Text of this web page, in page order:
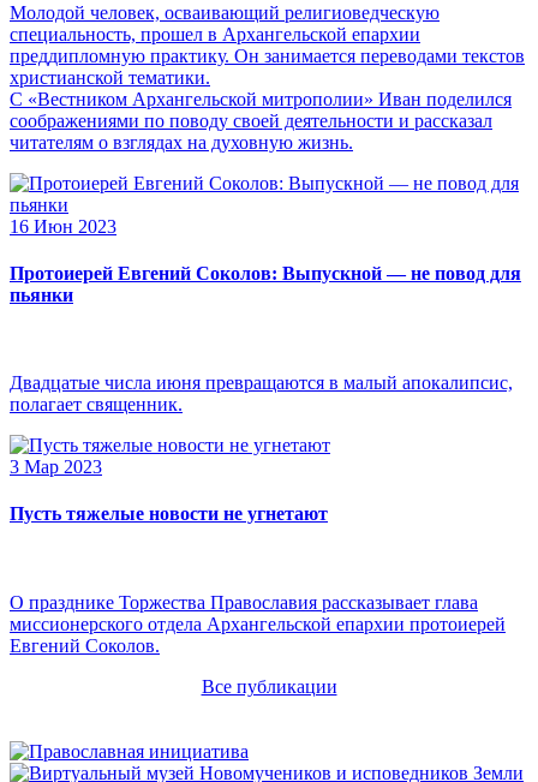
Молодой человек, осваивающий религиоведческую
специальность, прошел в Архангельской епархии
преддипломную практику. Он занимается переводами текстов
христианской тематики.
С «Вестником Архангельской митрополии» Иван поделился
соображениями по поводу своей деятельности и рассказал
читателям о взглядах на духовную жизнь.
16 Июн 2023
Протоиерей Евгений Соколов: Выпускной — не повод для
пьянки
Двадцатые числа июня превращаются в малый апокалипсис,
полагает священник.
3 Мар 2023
Пусть тяжелые новости не угнетают
О празднике Торжества Православия рассказывает глава
миссионерского отдела Архангельской епархии протоиерей
Евгений Соколов.
Все публикации